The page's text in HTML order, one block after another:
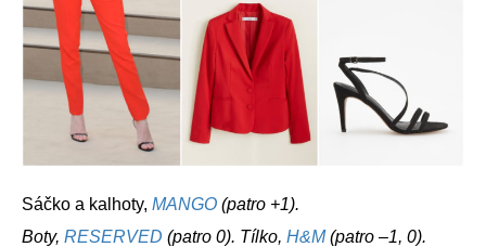
Sáčko a kalhoty, MANGO (patro +1).
Boty, RESERVED (patro 0). Tílko, H&M(patro –1, 0).